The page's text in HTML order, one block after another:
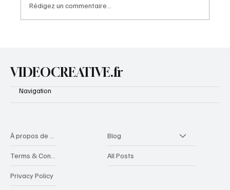
Rédigez un commentaire...
VIDEOCREATIVE.fr
Navigation
Privacy Policy
Blog
All Posts